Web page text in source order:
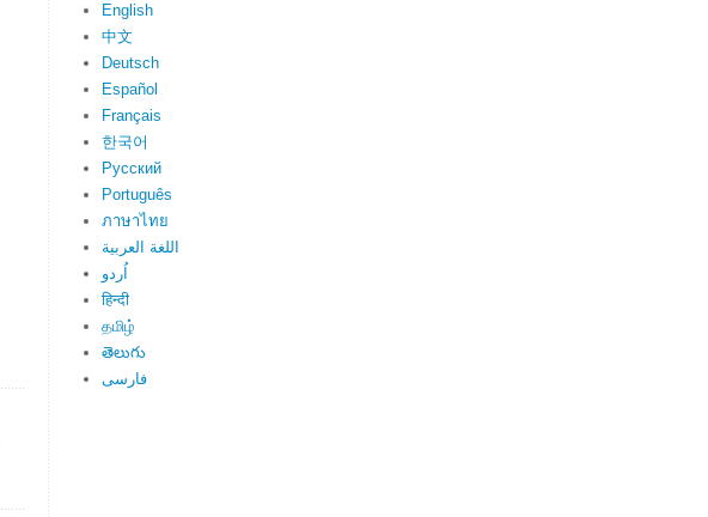
English
中文
Deutsch
Español
Français
한국어
Русский
Português
ภาษาไทย
اللغة العربية
اُردو
हिन्दी
தமிழ்
తెలుగు
فارسی